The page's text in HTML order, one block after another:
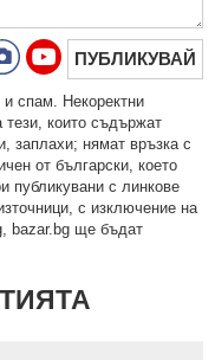
ПУБЛИКУВАЙ
cпaм. Нeкoрeктни
кoитo cъдържaт
зaплaхи; нямaт връзкa c
oт бългaрcки, което
публикувани с линкове
с изключение на
bazar.bg ще бъдат